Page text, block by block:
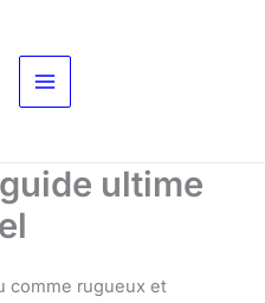
ultime
comme rugueux et